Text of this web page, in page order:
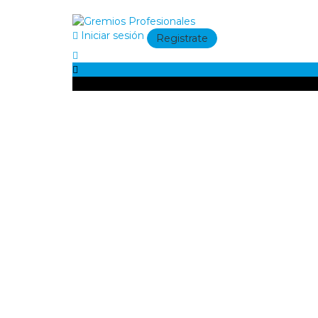
Iniciar sesión Registrate